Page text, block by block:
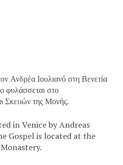
Ανδρέα Ιουλιανό στη Βενετία
φυλάσσεται στο
Σκευών της Μονής.
in Venice by Andreas
Gospel is located at the